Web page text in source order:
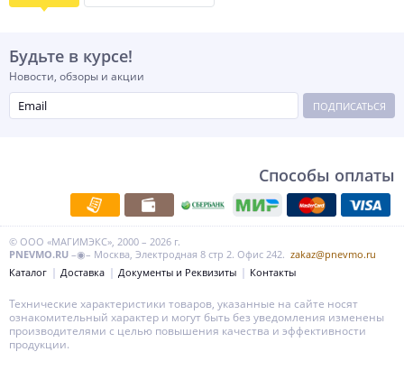
Будьте в курсе!
Новости, обзоры и акции
ПОДПИСАТЬСЯ
Способы оплаты
© ООО «МАГИМЭКС», 2000 – 2026 г.
PNEVMO.RU –◉– Москва, Электродная 8 стр 2. Офис 242. zakaz@pnevmo.ru
Каталог
Доставка Документы и Реквизиты Контакты
Технические характеристики товаров, указанные на сайте носят
ознакомительный характер и могут быть без уведомления изменены
производителями с целью повышения качества и эффективности
продукции.